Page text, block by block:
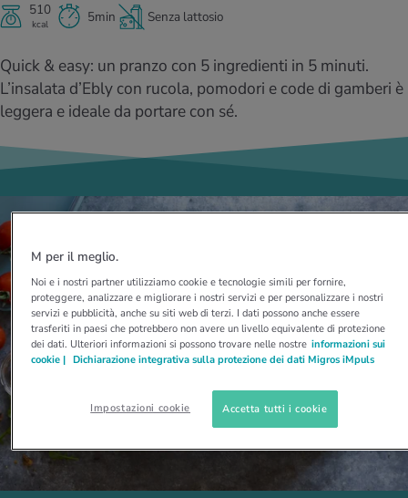
e intolleranze
nutritive
Calcolatore BMI
invernali
Calcola il consumo calorico
Lavoro e salute
delle donne
fisici
mediche
Abbassare la pressione sanguigna
D’ATTUALITÀ NELL’AMBITO SERVIZIO
Tool, test e quiz
510
kcal 5min Senza lattosio
Quick & easy: un pranzo con 5 ingredienti in 5 minuti.
L’insalata d’Ebly con rucola, pomodori e code di gamberi è
leggera e ideale da portare con sé.
M per il meglio.
Noi e i nostri partner utilizziamo cookie e tecnologie simili per fornire,
proteggere, analizzare e migliorare i nostri servizi e per personalizzare i nostri
servizi e pubblicità, anche su siti web di terzi. I dati possono anche essere
trasferiti in paesi che potrebbero non avere un livello equivalente di protezione
dei dati. Ulteriori informazioni si possono trovare nelle nostre informazioni sui
cookie | Dichiarazione integrativa sulla protezione dei dati Migros iMpuls
Impostazioni cookie Accetta tutti i cookie